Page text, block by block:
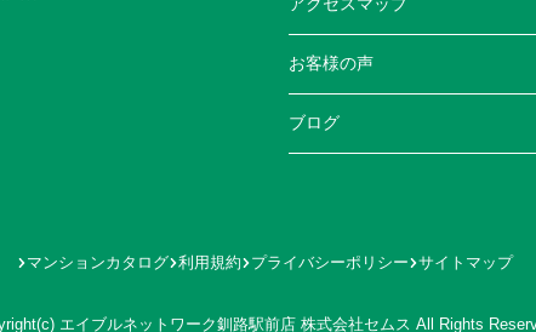
お客様の声
ブログ
マンションカタログ 利用規約 プライバシーポリシー サイトマップ
エイブルネットワーク釧路駅前店 株式会社セムス All Rights